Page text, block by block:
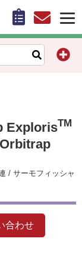
ExplorisTM
/ サーモフィッシャ
合わせ